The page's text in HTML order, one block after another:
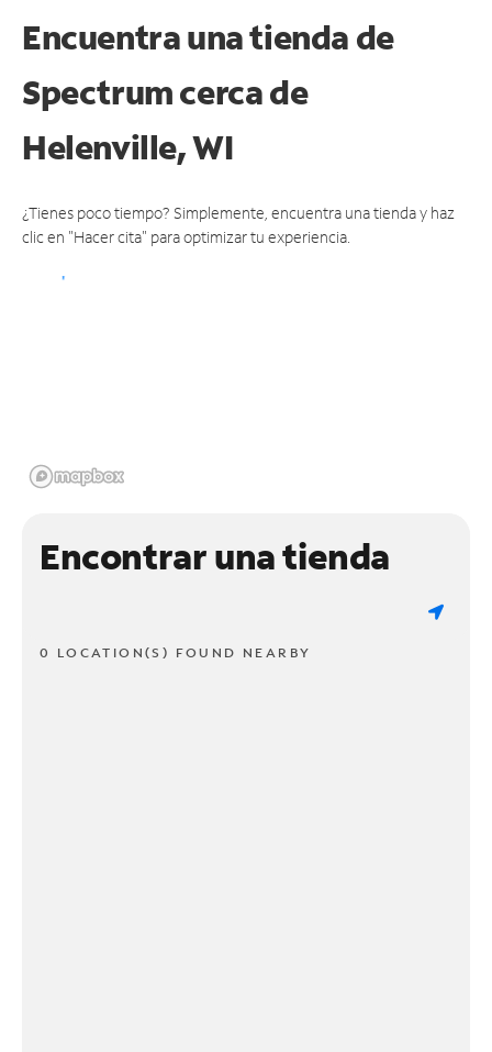
Encuentra una tienda de
Spectrumcerca de
Helenville, WI
¿Tienes poco tiempo? Simplemente, encuentra una tienda y haz
clic en "Hacer cita" para optimizar tu experiencia.
Encontrar una tienda
0 LOCATION(S) FOUND NEARBY